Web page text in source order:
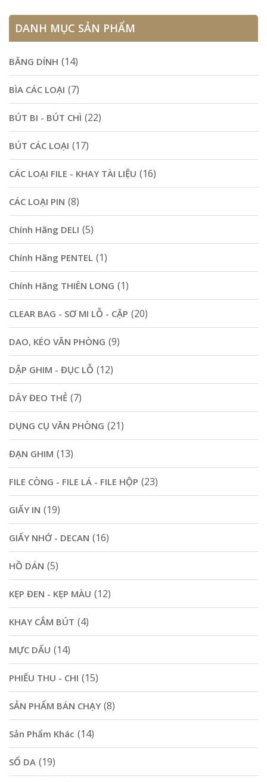
DANH MỤC SẢN PHẨM
BĂNG DÍNH (14)
BÌA CÁC LOẠI (7)
BÚT BI - BÚT CHÌ (22)
BÚT CÁC LOẠI (17)
CÁC LOẠI FILE - KHAY TÀI LIỆU (16)
CÁC LOẠI PIN (8)
Chính Hãng DELI (5)
Chính Hãng PENTEL (1)
Chính Hãng THIÊN LONG (1)
CLEAR BAG - SƠ MI LỖ - CẶP (20)
DAO, KÉO VĂN PHÒNG (9)
DẬP GHIM - ĐỤC LỖ (12)
DÂY ĐEO THẺ (7)
DỤNG CỤ VĂN PHÒNG (21)
ĐẠN GHIM (13)
FILE CÒNG - FILE LÁ - FILE HỘP (23)
GIẤY IN (19)
GIẤY NHỚ - DECAN (16)
HỒ DÁN (5)
KẸP ĐEN - KẸP MÀU (12)
KHAY CẮM BÚT (4)
MỰC DẤU (14)
PHIẾU THU - CHI (15)
SẢN PHẨM BÁN CHẠY (8)
Sản Phẩm Khác (14)
SỔ DA (19)